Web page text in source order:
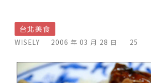
台北美食
WISELY 2006 年 03 月 28 日 25